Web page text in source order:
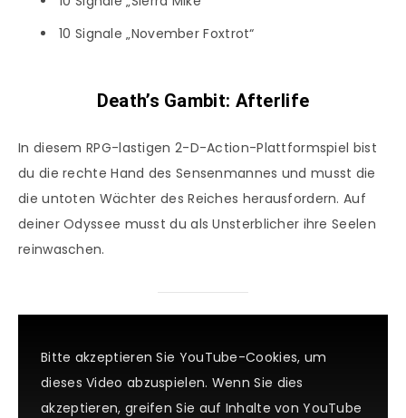
10 Signale „November Foxtrot“
Death’s Gambit: Afterlife
In diesem RPG-lastigen 2-D-Action-Plattformspiel bist
du die rechte Hand des Sensenmannes und musst die
die untoten Wächter des Reiches herausfordern. Auf
deiner Odyssee musst du als Unsterblicher ihre Seelen
reinwaschen.
Bitte akzeptieren Sie YouTube-Cookies, um
dieses Video abzuspielen. Wenn Sie dies
akzeptieren, greifen Sie auf Inhalte von YouTube